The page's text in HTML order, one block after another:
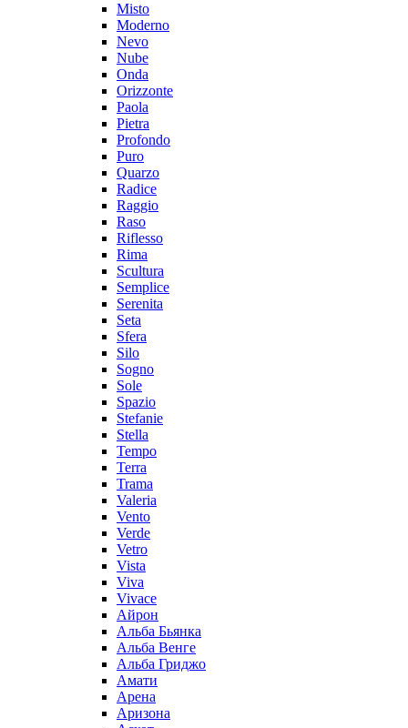
Misto
Moderno
Nevo
Nube
Onda
Orizzonte
Paola
Pietra
Profondo
Puro
Quarzo
Radice
Raggio
Raso
Riflesso
Rima
Scultura
Semplice
Serenita
Seta
Sfera
Silo
Sogno
Sole
Spazio
Stefanie
Stella
Tempo
Terra
Trama
Valeria
Vento
Verde
Vetro
Vista
Viva
Vivace
Айрон
Альба Бьянка
Альба Венге
Альба Гриджо
Амати
Арена
Аризона